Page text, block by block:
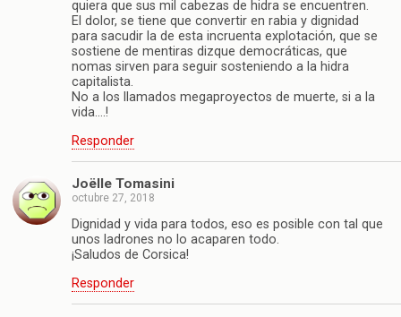
quiera que sus mil cabezas de hidra se encuentren.
El dolor, se tiene que convertir en rabia y dignidad
para sacudir la de esta incruenta explotación, que se
sostiene de mentiras dizque democráticas, que
nomas sirven para seguir sosteniendo a la hidra
capitalista.
No a los llamados megaproyectos de muerte, si a la
vida….!
Responder
Joëlle Tomasini
octubre 27, 2018
Dignidad y vida para todos, eso es posible con tal que
unos ladrones no lo acaparen todo.
¡Saludos de Corsica!
Responder